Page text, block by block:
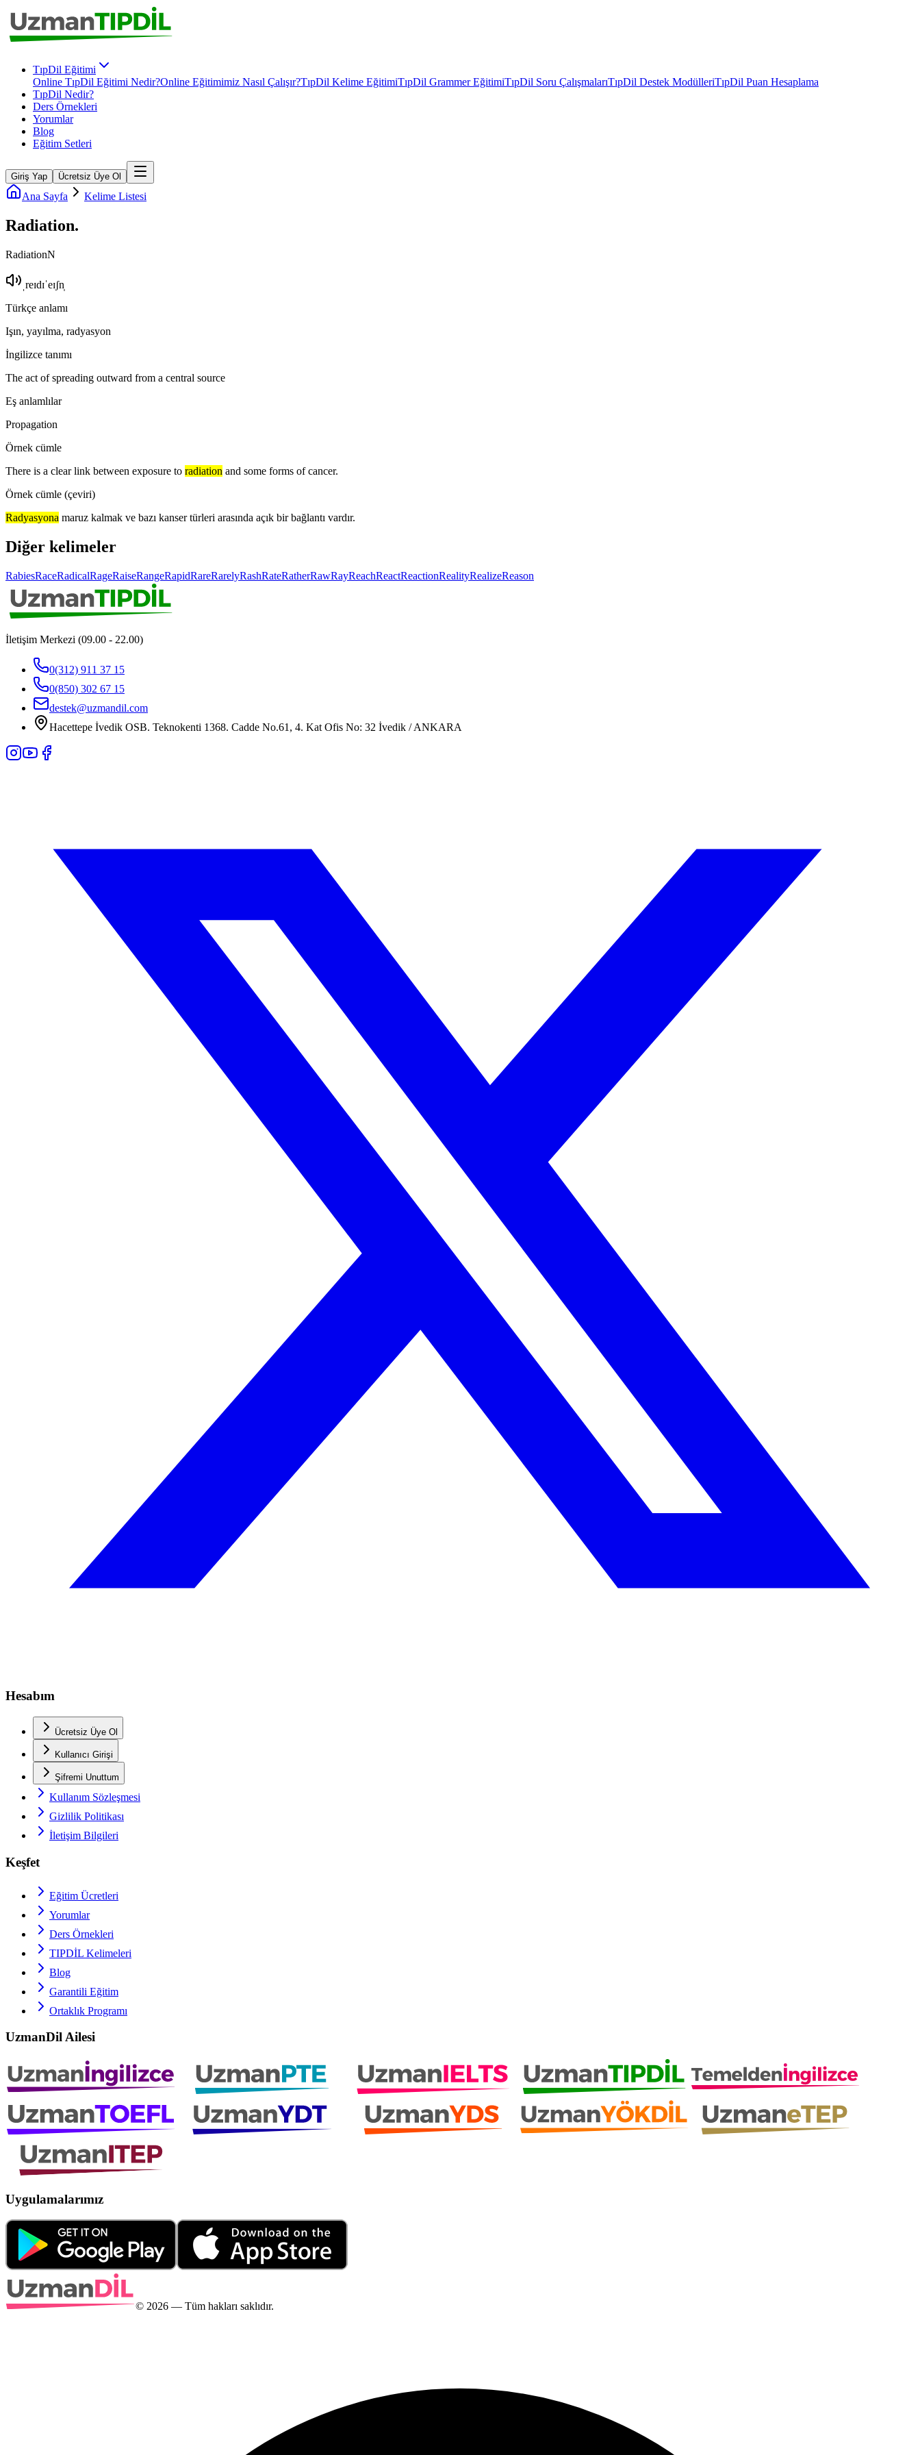
TıpDil Eğitimi
Online TıpDil Eğitimi Nedir?Online Eğitimimiz Nasıl Çalışır?TıpDil Kelime EğitimiTıpDil Grammer EğitimiTıpDil Soru ÇalışmalarıTıpDil Destek ModülleriTıpDil Puan Hesaplama
TıpDil Nedir?
Ders Örnekleri
Yorumlar
Blog
Eğitim Setleri
Giriş Yap Ücretsiz Üye Ol
Ana Sayfa Kelime Listesi
Radiation.
RadiationN
ˌreɪdɪˈeɪʃn̩
Türkçe anlamı
Işın, yayılma, radyasyon
İngilizce tanımı
The act of spreading outward from a central source
Eş anlamlılar
Propagation
Örnek cümle
There is a clear link between exposure to radiation and some forms of cancer.
Örnek cümle (çeviri)
Radyasyona maruz kalmak ve bazı kanser türleri arasında açık bir bağlantı vardır.
Diğer kelimeler
RabiesRaceRadicalRageRaiseRangeRapidRareRarelyRashRateRatherRawRayReachReactReactionRealityRealizeReason
İletişim Merkezi (09.00 - 22.00)
0(312) 911 37 15
0(850) 302 67 15
destek@uzmandil.com
Hacettepe İvedik OSB. Teknokenti 1368. Cadde No.61, 4. Kat Ofis No: 32 İvedik / ANKARA
Hesabım
Ücretsiz Üye Ol
Kullanıcı Girişi
Şifremi Unuttum
Kullanım Sözleşmesi
Gizlilik Politikası
İletişim Bilgileri
Keşfet
Eğitim Ücretleri
Yorumlar
Ders Örnekleri
TIPDİL Kelimeleri
Blog
Garantili Eğitim
Ortaklık Programı
UzmanDil Ailesi
Uygulamalarımız
© 2026 — Tüm hakları saklıdır.